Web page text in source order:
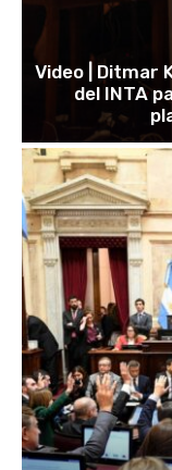
Video | Ditmar
del INTA